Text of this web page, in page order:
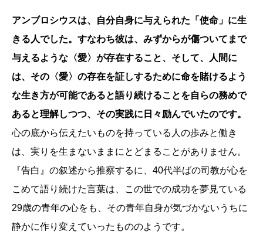
アンブロシウスは、自分自身に与えられた「使命」に生
きる人でした。すなわち彼は、みずからが傷ついてまで
与えるような〈愛〉が存在すること、そして、人間に
は、その〈愛〉の存在を証しするために命を賭けるよう
な生き方が可能であると語り続けることを自らの務めで
あると理解しつつ、その実践に日々励んでいたのです。
心の底から伝えたいものを持っている人の歩みと働き
は、実りを生まないままにとどまることがありません。
『告白』の叙述から推察するに、40代半ばの司教が心を
こめて語り続けた言葉は、この世での成功を夢見ている
29歳の青年の心をも、その青年自身が気づかないうちに
静かに作り変えていったもののようです。